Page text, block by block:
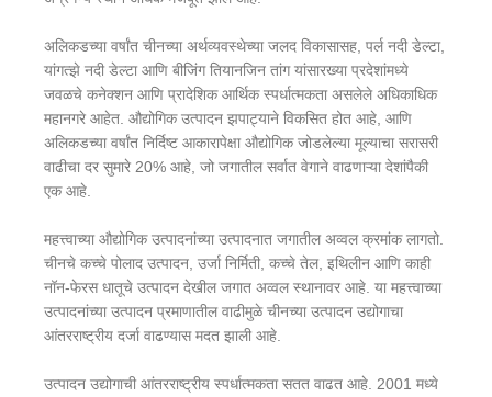
अलिकडच्या वर्षांत चीनच्या अर्थव्यवस्थेच्या जलद विकासासह, पर्ल नदी डेल्टा,
यांगत्झे नदी डेल्टा आणि बीजिंग तियानजिन तांग यांसारख्या प्रदेशांमध्ये
जवळचे कनेक्शन आणि प्रादेशिक आर्थिक स्पर्धात्मकता असलेले अधिकाधिक
महानगरे आहेत. औद्योगिक उत्पादन झपाट्याने विकसित होत आहे, आणि
अलिकडच्या वर्षांत निर्दिष्ट आकारापेक्षा औद्योगिक जोडलेल्या मूल्याचा सरासरी
वाढीचा दर सुमारे 20% आहे, जो जगातील सर्वात वेगाने वाढणाऱ्या देशांपैकी
एक आहे.
महत्त्वाच्या औद्योगिक उत्पादनांच्या उत्पादनात जगातील अव्वल क्रमांक लागतो.
चीनचे कच्चे पोलाद उत्पादन, उर्जा निर्मिती, कच्चे तेल, इथिलीन आणि काही
नॉन-फेरस धातूचे उत्पादन देखील जगात अव्वल स्थानावर आहे. या महत्त्वाच्या
उत्पादनांच्या उत्पादन प्रमाणातील वाढीमुळे चीनच्या उत्पादन उद्योगाचा
आंतरराष्ट्रीय दर्जा वाढण्यास मदत झाली आहे.
उत्पादन उद्योगाची आंतरराष्ट्रीय स्पर्धात्मकता सतत वाढत आहे. 2001 मध्ये